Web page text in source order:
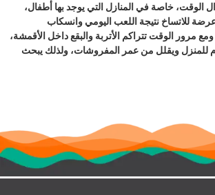
الوقت، خاصة في المنازل التي يوجد بها أطفال،
للاتساخ نتيجة اللعب اليومي وانسكاب
مرور الوقت تتراكم الأتربة والبقع داخل الأقمشة،
للمنزل ويقلل من عمر المفروشات، ولذلك يبحث